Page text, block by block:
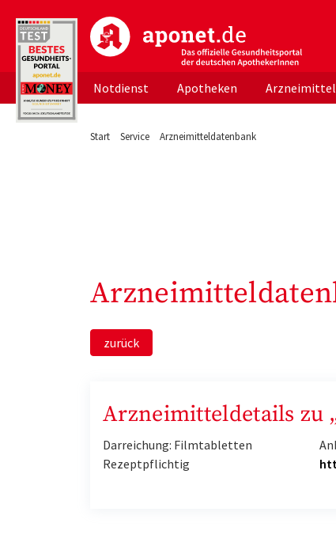
aponet.de - Das offizielle Gesundheitsportal
Notdienst Apotheken
Start Service Arzneimitteldatenbank
zurück
Arzneimitteldetails zu
Darreichung: Filmtabletten
Rezeptpflichtig